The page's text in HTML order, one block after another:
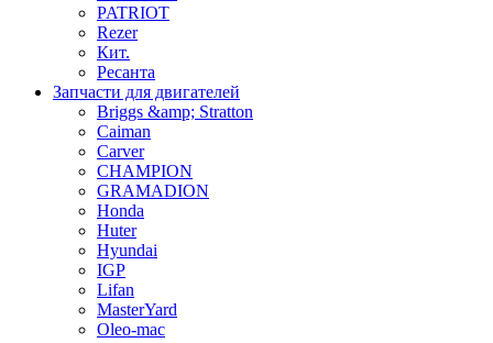
PATRIOT
Rezer
Кит.
Ресанта
Запчасти для двигателей
Briggs &amp; Stratton
Caiman
Carver
CHAMPION
GRAMADION
Honda
Huter
Hyundai
IGP
Lifan
MasterYard
Oleo-mac